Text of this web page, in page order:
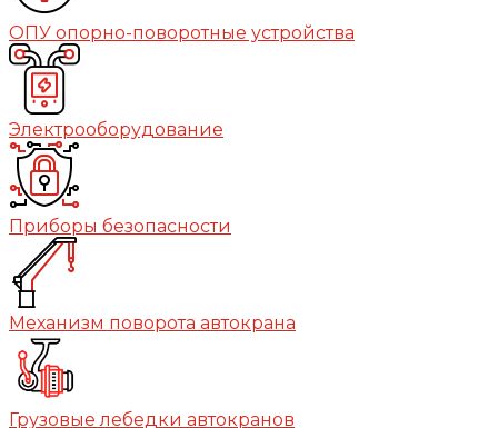
ОПУ опорно-поворотные устройства
Электрооборудование
Приборы безопасности
Механизм поворота автокрана
Грузовые лебедки автокранов